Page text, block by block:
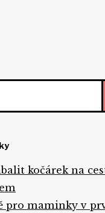
kočárek na
pro maminky v